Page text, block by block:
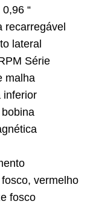
“
recarregável
lateral
Série
malha
inferior
vermelho
fosco